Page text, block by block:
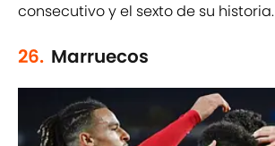
consecutivo y el sexto de su historia.
26. Marruecos